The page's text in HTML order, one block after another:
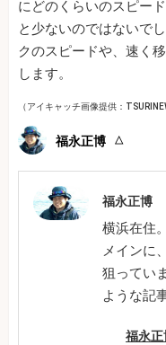
にどのくらいのスピー
と少ないのではないで
クのスピードや、速く
します。
（アイキャッチ画像提供：
福永正博
福永正博
横浜在住
メインに
狙ってい
ような記
福永